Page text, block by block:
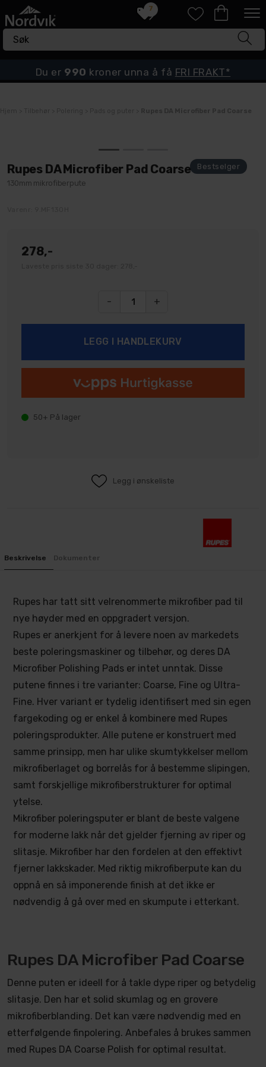
7
Du er 990 kroner unna å få FRI FRAKT*
Rupes DA Microfiber Pad Coarse
130mm mikrofiberpute
278,-
- +
50+ På lager
Legg i ønskeliste
Beskrivelse Dokumenter
Rupes har tatt sitt velrenommerte mikrofiber pad til
nye høyder med en oppgradert versjon.
Rupes er anerkjent for å levere noen av markedets
beste poleringsmaskiner og tilbehør, og deres DA
Microfiber Polishing Pads er intet unntak. Disse
putene finnes i tre varianter: Coarse, Fine og Ultra-
Fine. Hver variant er tydelig identifisert med sin egen
fargekoding og er enkel å kombinere med Rupes
poleringsprodukter. Alle putene er konstruert med
samme prinsipp, men har ulike skumtykkelser mellom
mikrofiberlaget og borrelås for å bestemme slipingen,
samt forskjellige mikrofiberstrukturer for optimal
ytelse.
Mikrofiber poleringsputer er blant de beste valgene
for moderne lakk når det gjelder fjerning av riper og
slitasje. Mikrofiber har den fordelen at den effektivt
fjerner lakkskader. Med riktig mikrofiberpute kan du
oppnå en så imponerende finish at det ikke er
nødvendig å gå over med en skumpute i etterkant.
Rupes DA Microfiber Pad Coarse
Denne puten er ideell for å takle dype riper og betydelig
slitasje. Den har et solid skumlag og en grovere
mikrofiberblanding. Det kan være nødvendig med en
etterfølgende finpolering. Anbefales å brukes sammen
med Rupes DA Coarse Polish for optimal resultat.